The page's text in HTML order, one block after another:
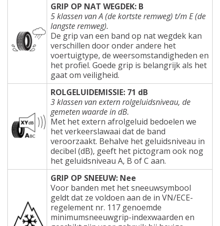
GRIP OP NAT WEGDEK: B
5 klassen van A (de kortste remweg) t/m E (de
langste remweg).
De grip van een band op nat wegdek kan
verschillen door onder andere het
voertuigtype, de weersomstandigheden en
het profiel. Goede grip is belangrijk als het
gaat om veiligheid.
ROLGELUIDEMISSIE: 71 dB
3 klassen van extern rolgeluidsniveau, de
gemeten waarde in dB.
Met het extern afrolgeluid bedoelen we
het verkeerslawaai dat de band
veroorzaakt. Behalve het geluidsniveau in
decibel (dB), geeft het pictogram ook nog
het geluidsniveau A, B of C aan.
GRIP OP SNEEUW: Nee
Voor banden met het sneeuwsymbool
geldt dat ze voldoen aan de in VN/ECE-
regelement nr. 117 genoemde
minimumsneeuwgrip-indexwaarden en